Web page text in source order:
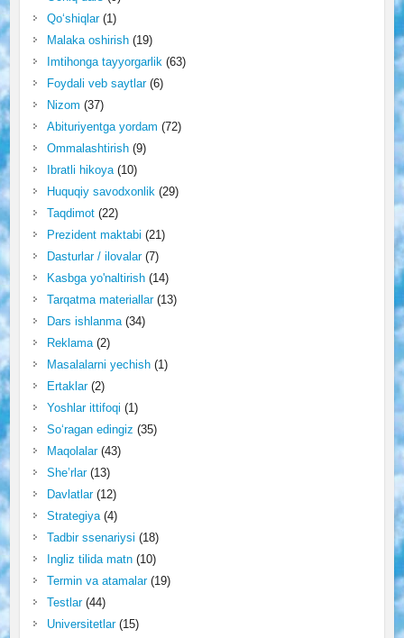
Qo‘shiqlar(1)
Malaka oshirish(19)
Imtihonga tayyorgarlik(63)
Foydali veb saytlar(6)
Nizom (37)
Abituriyentga yordam (72)
Ommalashtirish(9)
Ibratli hikoya(10)
Huquqiy savodxonlik(29)
Taqdimot(22)
Prezident maktabi (21)
Dasturlar / ilovalar(7)
Kasbga yo'naltirish(14)
Tarqatma materiallar(13)
Dars ishlanma(34)
Reklama(2)
Masalalarni yechish(1)
Ertaklar(2)
Yoshlar ittifoqi (1)
So‘ragan edingiz (35)
Maqolalar(43)
She’rlar(13)
Davlatlar(12)
Strategiya(4)
Tadbir ssenariysi (18)
Ingliz tilida matn(10)
Termin va atamalar(19)
Testlar(44)
Universitetlar(15)